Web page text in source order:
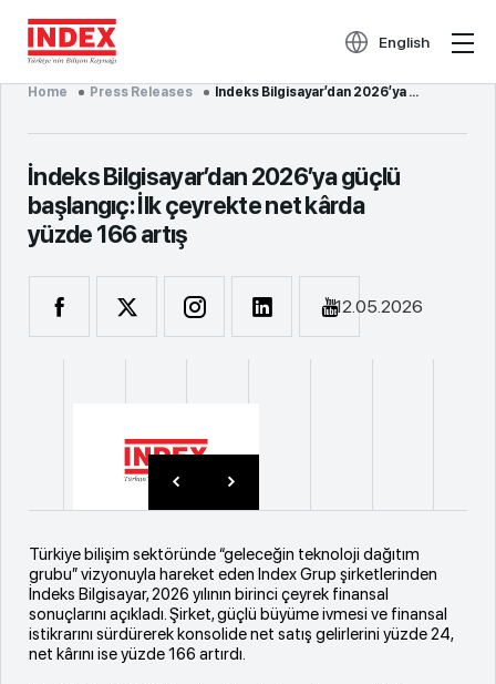
English
Home Press Releases İndeks Bilgisayar’dan 2026’ya güçlü başlang...
İndeks Bilgisayar’dan 2026’ya güçlü
başlangıç: İlk çeyrekte net kârda
yüzde 166 artış
12.05.2026
Türkiye bilişim sektöründe “geleceğin teknoloji dağıtım
grubu” vizyonuyla hareket eden Index Grup şirketlerinden
İndeks Bilgisayar, 2026 yılının birinci çeyrek finansal
sonuçlarını açıkladı. Şirket, güçlü büyüme ivmesi ve finansal
istikrarını sürdürerek konsolide net satış gelirlerini yüzde 24,
net kârını ise yüzde 166 artırdı.